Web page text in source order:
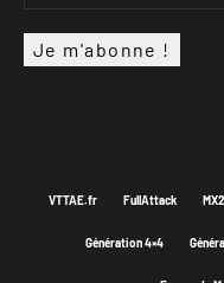
VTTAE.fr FullAttack
Génération 4×4